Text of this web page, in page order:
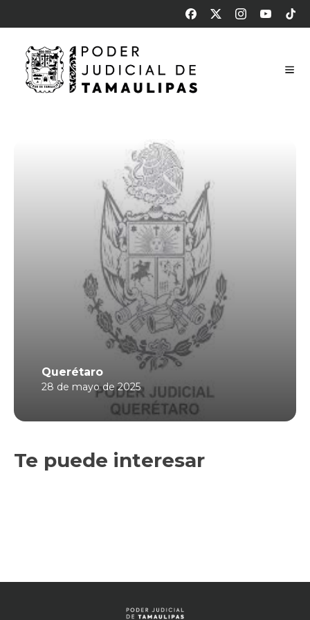
Querétaro
28 de mayo de 2025
Te puede interesar